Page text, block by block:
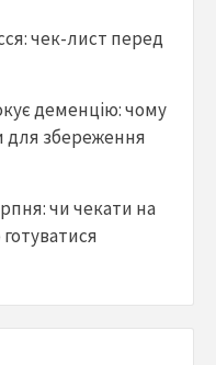
чек-лист перед
деменцію: чому
для збереження
чи чекати на